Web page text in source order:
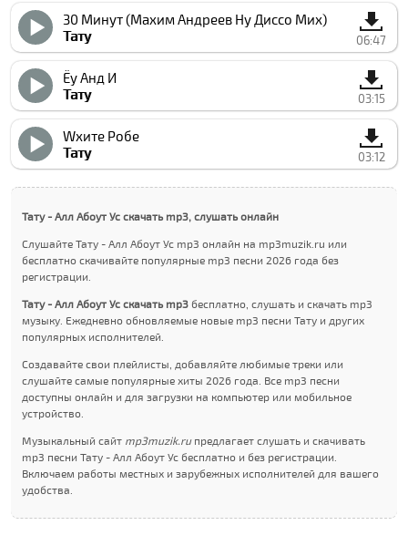
30 Минут (Маxим Андреев Ну Дисcо Миx)
Тату
06:47
Ёу Анд И
Тату
03:15
Wхите Робе
Тату
03:12
Тату - Алл Абоут Ус скачать mp3, слушать онлайн
Слушайте Тату - Алл Абоут Ус mp3 онлайн на mp3muzik.ru или
бесплатно скачивайте популярные mp3 песни 2026 года без
регистрации.
Тату - Алл Абоут Ус скачать mp3 бесплатно, слушать и скачать mp3
музыку. Ежедневно обновляемые новые mp3 песни Тату и других
популярных исполнителей.
Создавайте свои плейлисты, добавляйте любимые треки или
слушайте самые популярные хиты 2026 года. Все mp3 песни
доступны онлайн и для загрузки на компьютер или мобильное
устройство.
Музыкальный сайт mp3muzik.ruпредлагает слушать и скачивать
mp3 песни Тату - Алл Абоут Ус бесплатно и без регистрации.
Включаем работы местных и зарубежных исполнителей для вашего
удобства.